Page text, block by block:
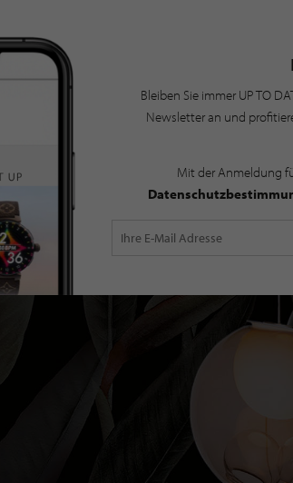
Bleiben Sie immer UP TO
Newsletter an und
Mit der Anmeldung